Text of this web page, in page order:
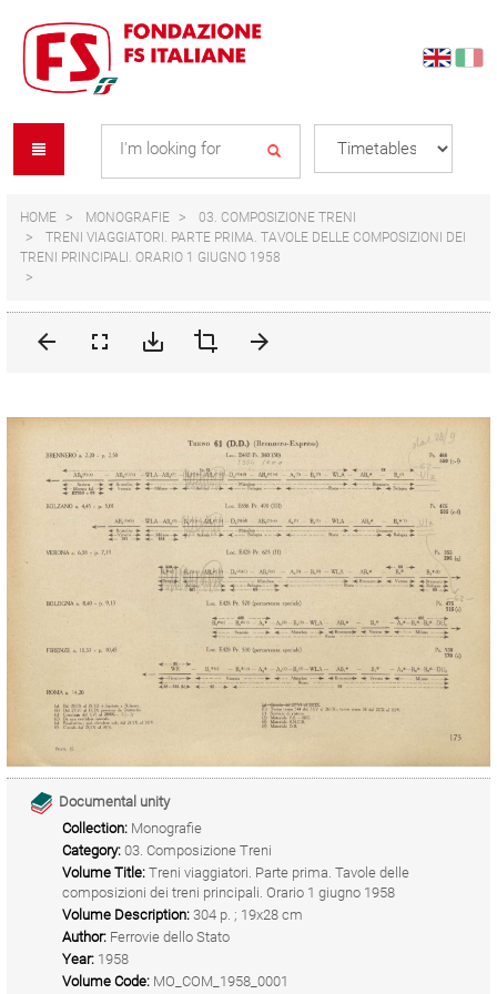
content
navigation
menu
HOME MONOGRAFIE
03. COMPOSIZIONE TRENI
TRENI VIAGGIATORI. PARTE PRIMA. TAVOLE DELLE COMPOSIZIONI DEI
TRENI PRINCIPALI. ORARIO 1 GIUGNO 1958
Documental unity
Collection: Monografie
Category: 03. Composizione Treni
Volume Title: Treni viaggiatori. Parte prima. Tavole delle
composizioni dei treni principali. Orario 1 giugno 1958
Volume Description: 304 p. ; 19x28 cm
Author: Ferrovie dello Stato
Year: 1958
Volume Code: MO_COM_1958_0001